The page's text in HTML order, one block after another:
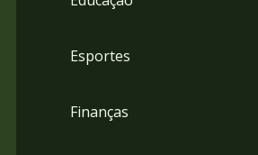
Esportes
Finanças